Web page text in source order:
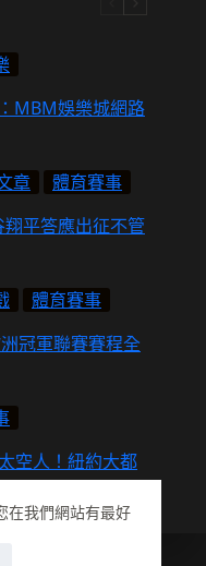
在我們網站有最好
MBM娛樂城網路
章
體育賽事
平答應出征不管
體育賽事
冠軍聯賽賽程全
空人！紐約大都
！
城